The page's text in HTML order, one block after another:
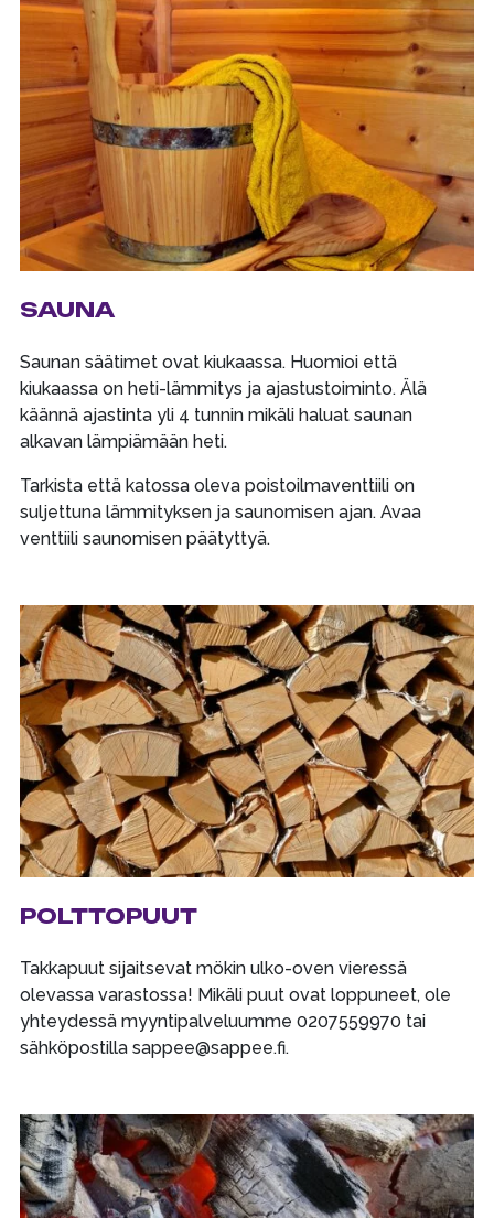
SAUNA
Saunan säätimet ovat kiukaassa. Huomioi että
kiukaassa on heti-lämmitys ja ajastustoiminto. Älä
käännä ajastinta yli 4 tunnin mikäli haluat saunan
alkavan lämpiämään heti.
Tarkista että katossa oleva poistoilmaventtiili on
suljettuna lämmityksen ja saunomisen ajan. Avaa
venttiili saunomisen päätyttyä.
POLTTOPUUT
Takkapuut sijaitsevat mökin ulko-oven vieressä
olevassa varastossa! Mikäli puut ovat loppuneet, ole
yhteydessä myyntipalveluumme 0207559970 tai
sähköpostilla sappee@sappee.fi.